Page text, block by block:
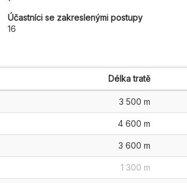
Účastníci se zakreslenými postupy
16
Délka tratě
3 500 m
4 600 m
3 600 m
1 300 m